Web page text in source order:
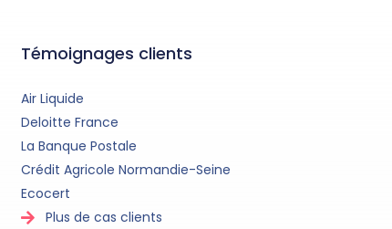
Témoignages clients
Air Liquide
Deloitte France
La Banque Postale
Crédit Agricole Normandie-Seine
Ecocert
Plus de cas clients